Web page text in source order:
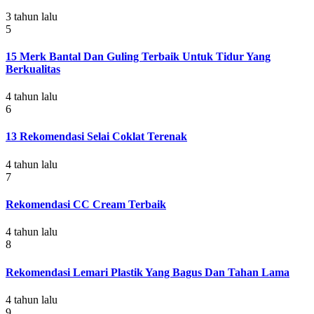
3 tahun lalu
5
15 Merk Bantal Dan Guling Terbaik Untuk Tidur Yang
Berkualitas
4 tahun lalu
6
13 Rekomendasi Selai Coklat Terenak
4 tahun lalu
7
Rekomendasi CC Cream Terbaik
4 tahun lalu
8
Rekomendasi Lemari Plastik Yang Bagus Dan Tahan Lama
4 tahun lalu